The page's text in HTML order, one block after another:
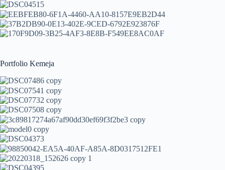
Portfolio Kemeja